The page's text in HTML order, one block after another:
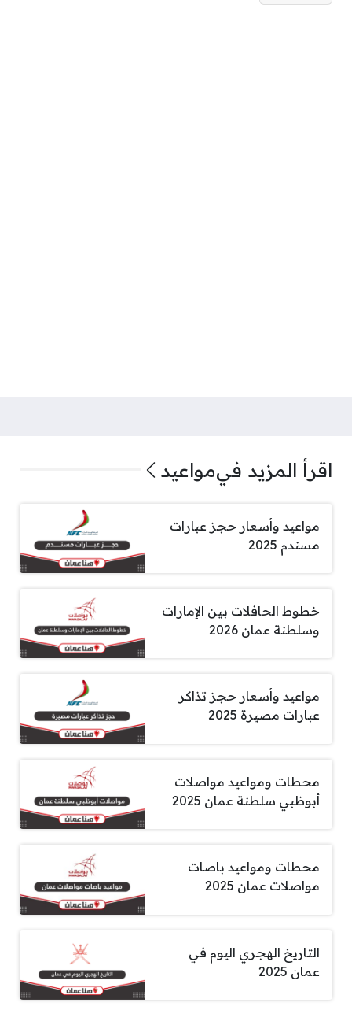
اقرأ المزيد فيمواعيد
مواعيد وأسعار حجز عبارات
مسندم 2025
خطوط الحافلات بين الإمارات
وسلطنة عمان 2026
مواعيد وأسعار حجز تذاكر
عبارات مصيرة 2025
محطات ومواعيد مواصلات
أبوظبي سلطنة عمان 2025
محطات ومواعيد باصات
مواصلات عمان 2025
التاريخ الهجري اليوم في
عمان 2025